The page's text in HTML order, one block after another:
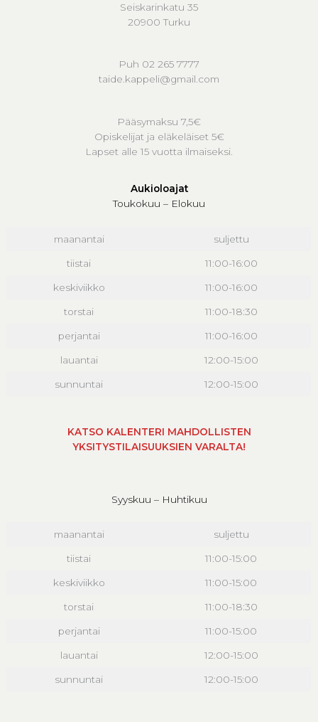
Seiskarinkatu 35
20900 Turku
Puh 02 265 7777
taide.kappeli@gmail.com
Pääsymaksu 7,5€
Opiskelijat ja eläkeläiset 5€
Lapset alle 15 vuotta ilmaiseksi.
Aukioloajat
Toukokuu – Elokuu
maanantai suljettu
tiistai 11:00-16:00
keskiviikko 11:00-16:00
torstai 11:00-18:30
perjantai 11:00-16:00
lauantai 12:00-15:00
sunnuntai 12:00-15:00
KATSO KALENTERI MAHDOLLISTEN
YKSITYSTILAISUUKSIEN VARALTA!
Syyskuu – Huhtikuu
maanantai suljettu
tiistai 11:00-15:00
keskiviikko 11:00-15:00
torstai 11:00-18:30
perjantai 11:00-15:00
lauantai 12:00-15:00
sunnuntai 12:00-15:00